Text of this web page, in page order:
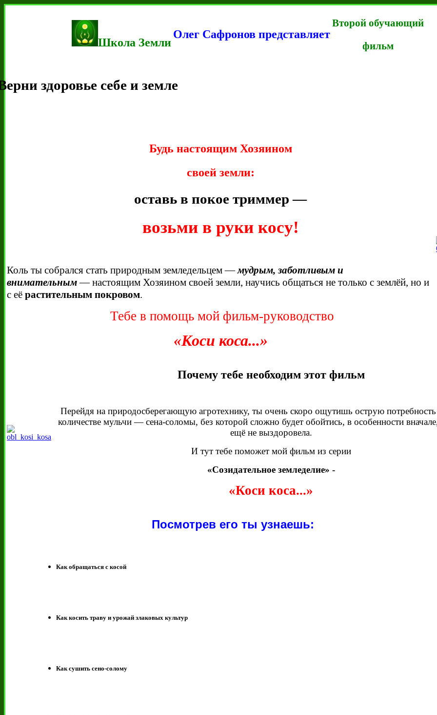
Школа Земли
Олег Сафронов представляет
Второй обучающий
фильм
здоровье себе и земле
Будь настоящим Хозяином
своей земли:
оставь в покое триммер —
возьми в руки косу!
Коль ты собрался стать природным земледельцем —мудрым, заботливым и
внимательным— настоящим Хозяином своей земли, научись общаться не только с землёй, но и
с её растительным покровом.
Тебе в помощь мой фильм-руководство
«Коси коса...»
Почему тебе необходим этот фильм
Перейдя на природосберегающую агротехнику, ты очень скоро ощутишь острую
количестве мульчи — сена-соломы, без которой сложно будет обойтись, в особенности
ещё не выздоровела.
И тут тебе поможет мой фильм из серии
«Созидательное земледелие» -
«Коси коса...»
Посмотрев его ты узнаешь:
Как обращаться с косой
Как косить траву и урожай злаковых культур
Как сушить сено-солому